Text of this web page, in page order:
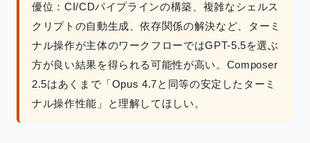
優位：CI/CDパイプラインの構築、複雑なシェルス
クリプトの自動生成、依存関係の解決など、ターミ
ナル操作が主体のワークフローではGPT-5.5を選ぶ
方が良い結果を得られる可能性が高い。Composer
2.5はあくまで「Opus 4.7と同等の安定したターミ
ナル操作性能」と理解してほしい。